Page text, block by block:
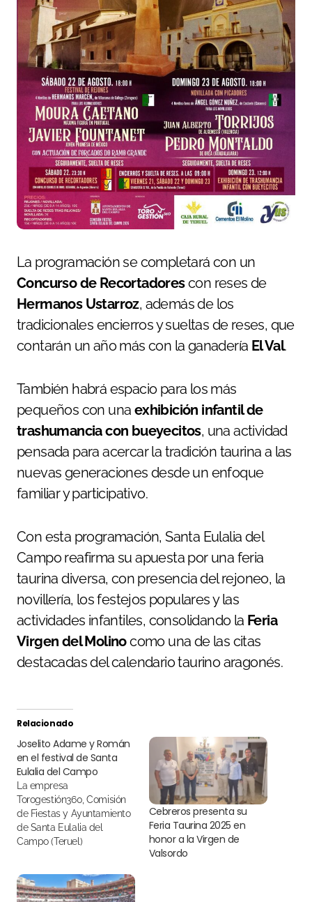
La programación se completará con un
Concurso de Recortadorescon reses de
Hermanos Ustarroz, además de los
tradicionales encierros y sueltas de reses, que
contarán un año más con la ganadería El Val.
También habrá espacio para los más
pequeños con una exhibición infantil de
trashumancia con bueyecitos, una actividad
pensada para acercar la tradición taurina a las
nuevas generaciones desde un enfoque
familiar y participativo.
Con esta programación, Santa Eulalia del
Campo reafirma su apuesta por una feria
taurina diversa, con presencia del rejoneo, la
novillería, los festejos populares y las
actividades infantiles, consolidando la Feria
Virgen del Molinocomo una de las citas
destacadas del calendario taurino aragonés.
Relacionado
Joselito Adame y Román
en el festival de Santa
Eulalia del Campo
Torogestión360, Comisión
de Fiestas y Ayuntamiento
de Santa Eulalia del
Campo (Teruel)
Molino 2024
Cebreros presenta su
Feria Taurina 2025 en
honor a la Virgen de
Valsordo